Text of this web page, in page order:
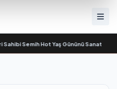
Semih Hot Yaş Gününü Sanat ve